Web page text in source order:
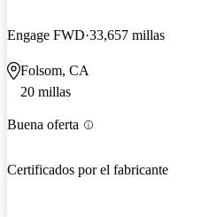
Engage FWD 33,657 millas
Folsom, CA
20 millas
Buena oferta
Certificados por el fabricante